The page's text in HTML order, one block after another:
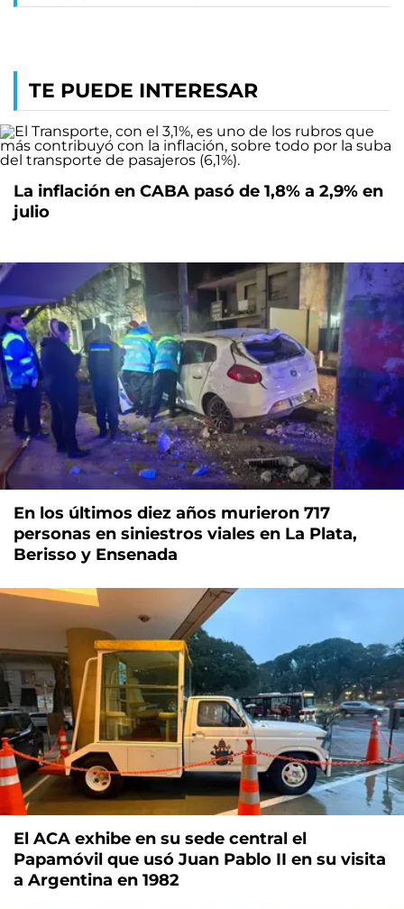
TE PUEDE INTERESAR
La inflación en CABA pasó de 1,8% a 2,9% en
julio
En los últimos diez años murieron 717
personas en siniestros viales en La Plata,
Berisso y Ensenada
El ACA exhibe en su sede central el
Papamóvil que usó Juan Pablo II en su visita
a Argentina en 1982